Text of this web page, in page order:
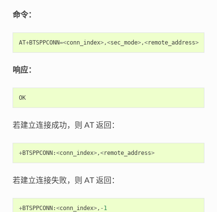
命令：
AT+BTSPPCONN=<conn_index>,<sec_mode>,<remote_address>
响应：
OK
若建立连接成功，则 AT 返回：
+BTSPPCONN:<conn_index>,<remote_address>
若建立连接失败，则 AT 返回：
+BTSPPCONN:<conn_index>, - 1